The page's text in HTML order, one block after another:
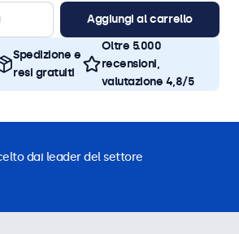
Aggiungi al carrello
Spedizione e
resi gratuiti
Oltre 5.000
recensioni,
valutazione 4,8/5
dai leader del settore